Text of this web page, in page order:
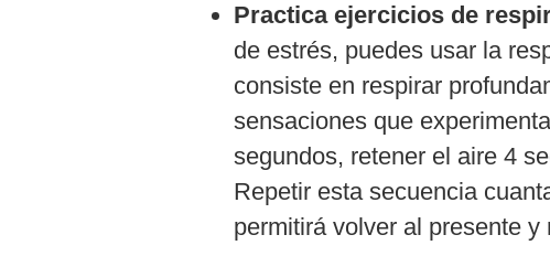
Practica ejercicios de
de estrés, puedes usar la
consiste en respirar
sensaciones que
segundos, retener el aire 4
Repetir esta secuencia
permitirá volver al presente y